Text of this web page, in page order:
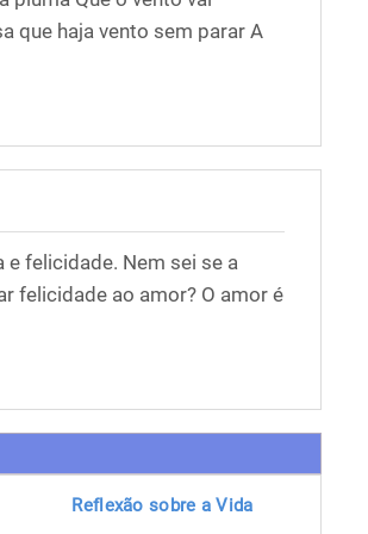
que haja vento sem parar A
felicidade. Nem sei se a
felicidade ao amor? O amor é
Reflexão sobre a Vida